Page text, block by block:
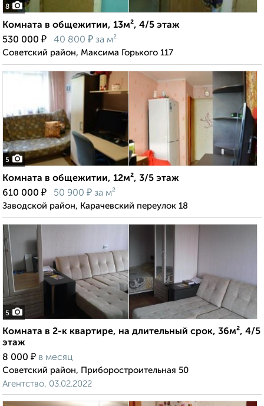
8
Комната в общежитии, 13м², 4/5 этаж
530 000 ₽ 40 800 ₽ за м²
Советский район, Максима Горького 117
5
Комната в общежитии, 12м², 3/5 этаж
610 000 ₽ 50 900 ₽ за м²
Заводской район, Карачевский переулок 18
5
Комната в 2-к квартире, на длительный срок, 36м², 4/5
этаж
8 000 ₽ в месяц
Советский район, Приборостроительная 50
Агентство, 03.02.2022